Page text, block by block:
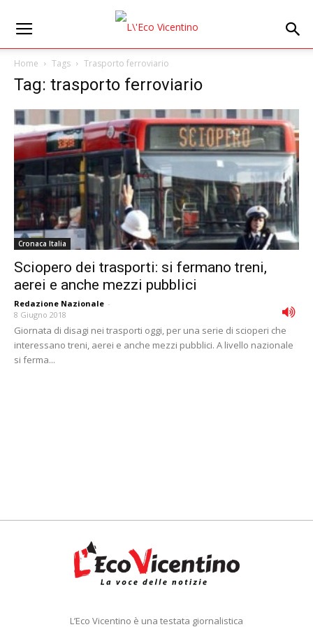
Home Tags Trasporto ferroviario
Tag: trasporto ferroviario
Cronaca Italia
Sciopero dei trasporti: si fermano treni,
aerei e anche mezzi pubblici
Redazione Nazionale -
8 Giugno 2018
Giornata di disagi nei trasporti oggi, per una serie di scioperi che
interessano treni, aerei e anche mezzi pubblici. A livello nazionale
si ferma...
L’Eco Vicentino è una testata giornalistica